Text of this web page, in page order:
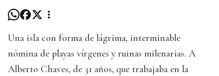
Una isla con forma de lágrima, interminable
nómina de playas vírgenes y ruinas milenarias. A
Alberto Chaves, de 31 años, que trabajaba en la